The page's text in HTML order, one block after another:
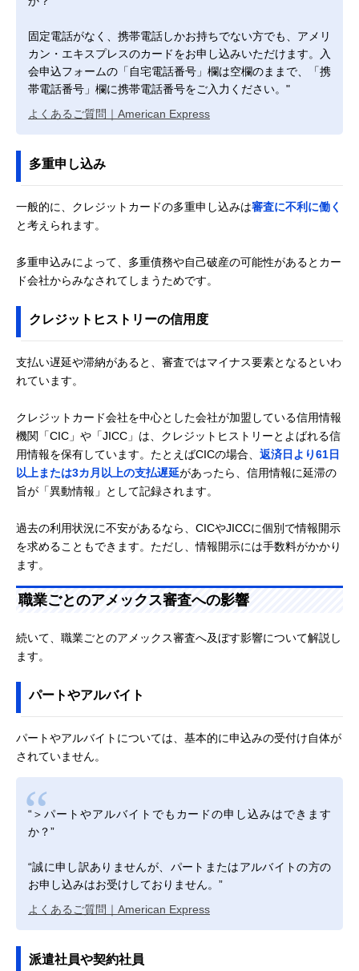
固定電話がなく、携帯電話しかお持ちでない方でも、アメリ
カン・エキスプレスのカードをお申し込みいただけます。入
会申込フォームの「自宅電話番号」欄は空欄のままで、「携
帯電話番号」欄に携帯電話番号をご入力ください。"
よくあるご質問｜American Express
多重申し込み
一般的に、クレジットカードの多重申し込みは審査に不利に働く
と考えられます。
多重申込みによって、多重債務や自己破産の可能性があるとカー
ド会社からみなされてしまうためです。
クレジットヒストリーの信用度
支払い遅延や滞納があると、審査ではマイナス要素となるといわ
れています。
クレジットカード会社を中心とした会社が加盟している信用情報
機関「CIC」や「JICC」は、クレジットヒストリーとよばれる信
用情報を保有しています。たとえばCICの場合、 返済日より61日
以上または3カ月以上の支払遅延があったら、信用情報に延滞の
旨が「異動情報」として記録されます。
過去の利用状況に不安があるなら、CICやJICCに個別で情報開示
を求めることもできます。ただし、情報開示には手数料がかかり
ます。
職業ごとのアメックス審査への影響
続いて、職業ごとのアメックス審査へ及ぼす影響について解説し
ます。
パートやアルバイト
パートやアルバイトについては、基本的に申込みの受付け自体が
されていません。
“＞パートやアルバイトでもカードの申し込みはできます
か？”
“誠に申し訳ありませんが、パートまたはアルバイトの方の
お申し込みはお受けしておりません。”
よくあるご質問｜American Express
派遣社員や契約社員